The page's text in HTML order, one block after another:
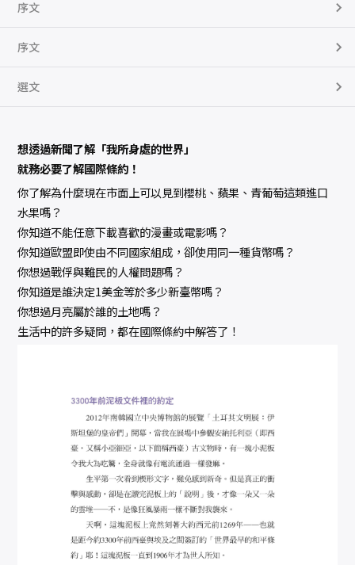
序文
序文
選文
想透過新聞了解「我所身處的世界」
就務必要了解國際條約！
你了解為什麼現在市面上可以見到櫻桃、蘋果、青葡萄這類進口
水果嗎？
你知道不能任意下載喜歡的漫畫或電影嗎？
你知道歐盟即使由不同國家組成，卻使用同一種貨幣嗎？
你想過戰俘與難民的人權問題嗎？
你知道是誰決定1美金等於多少新臺幣嗎？
你想過月亮屬於誰的土地嗎？
生活中的許多疑問，都在國際條約中解答了！